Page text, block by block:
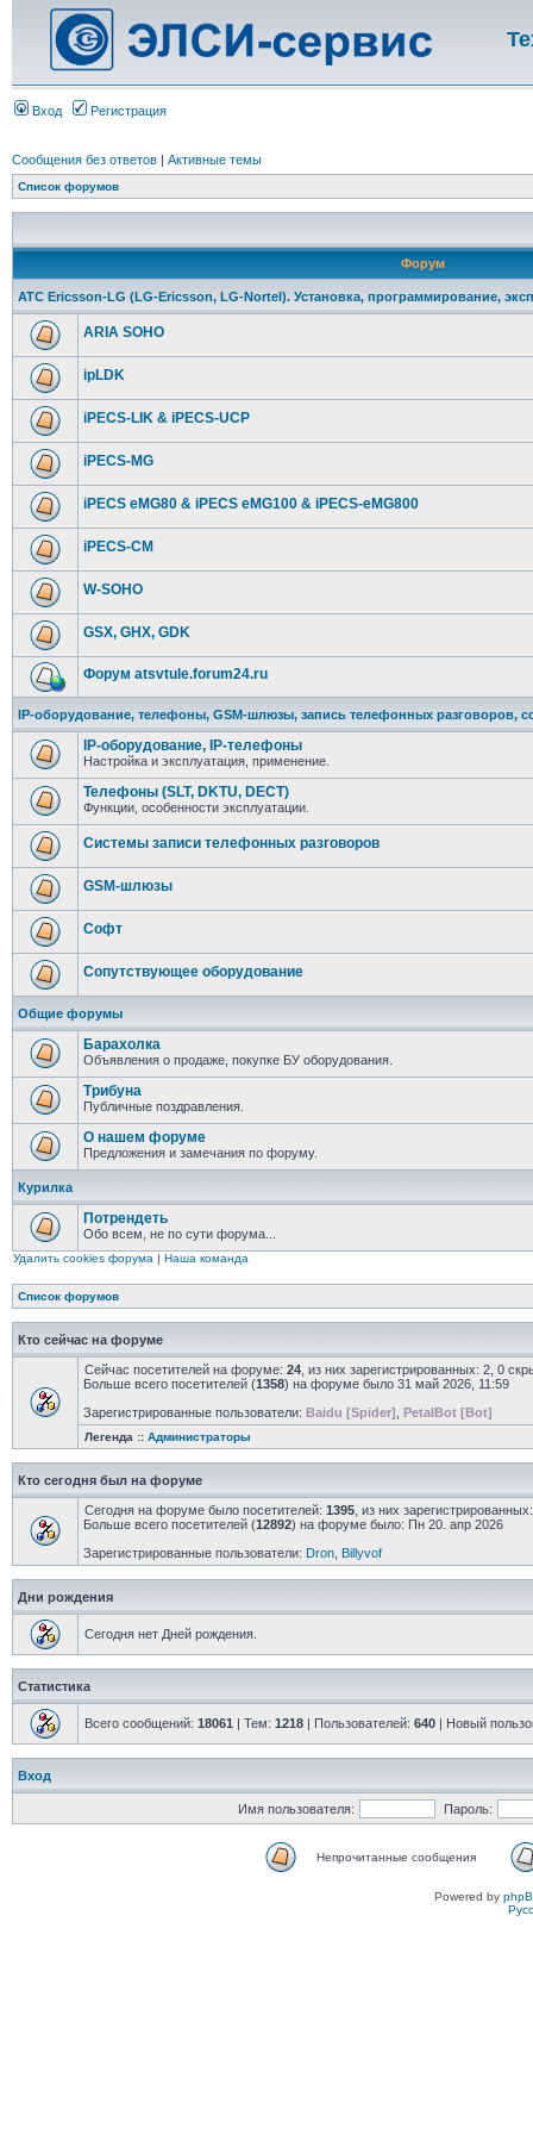
Вход Регистрация
Сообщения без ответов | Активные темы
Список форумов
Форум
АТС Ericsson-LG (LG-Ericsson, LG-Nortel). Установка, программирование,
ARIA SOHO
ipLDK
iPECS-LIK & iPECS-UCP
iPECS-MG
iPECS eMG80 & iPECS eMG100 & iPECS-eMG800
iPECS-CM
W-SOHO
GSX, GHX, GDK
Форум atsvtule.forum24.ru
IP-оборудование, телефоны, GSM-шлюзы, запись телефонных разговоров,
IP-оборудование, IP-телефоны
Настройка и эксплуатация, применение.
Телефоны (SLT, DKTU, DECT)
Функции, особенности эксплуатации.
Системы записи телефонных разговоров
GSM-шлюзы
Софт
Сопутствующее оборудование
Общие форумы
Барахолка
Объявления о продаже, покупке БУ оборудования.
Трибуна
Публичные поздравления.
О нашем форуме
Предложения и замечания по форуму.
Курилка
Потрендеть
Обо всем, не по сути форума...
Удалить cookies форума | Наша команда
Список форумов
Кто сейчас на форуме
Сейчас посетителей на форуме: 24 , из них зарегистрированных: 2, 0
Больше всего посетителей (1358) на форуме было 31 май 2026, 11:59
Зарегистрированные пользователи: Baidu [Spider] PetalBot [Bot]
Легенда :: Администраторы
Кто сегодня был на форуме
Сегодня на форуме было посетителей: 1395 , из них
Больше всего посетителей (12892) на форуме было: Пн 20. апр 2026
Зарегистрированные пользователи: Dron Billyvof
Дни рождения
Сегодня нет Дней рождения.
Статистика
Всего сообщений: 18061 | Тем: 1218 | Пользователей: 640 | Новый
Вход
Имя пользователя: Пароль:
Непрочитанные сообщения
Powered by